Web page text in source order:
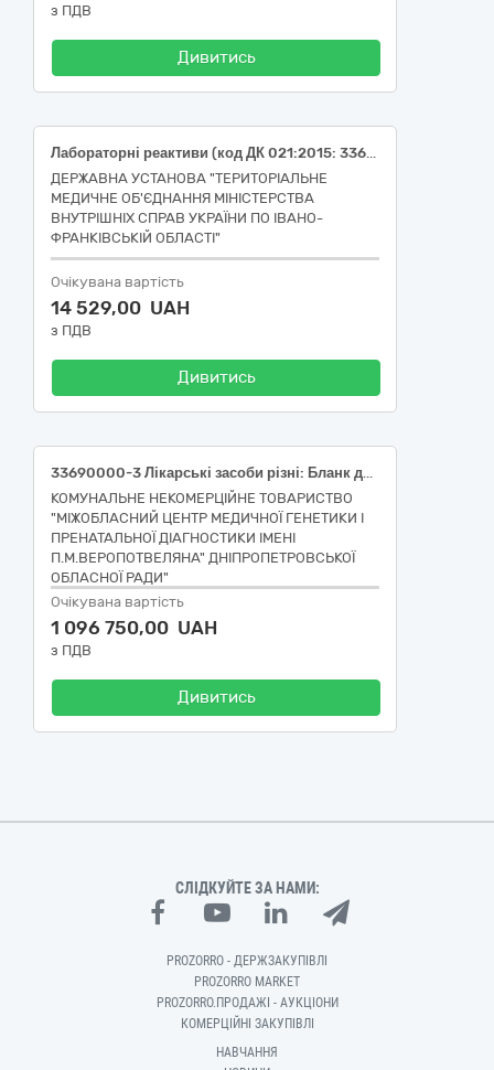
з ПДВ
Дивитись
Лабораторні реактиви (код ДК 021:2015: 33690000-3 Лікарські засоби різні, НК 024:2023: 59063 -Розріджувач для антитіл до еритроцитів IVD (діагностика in vitro ), реагент, НК 031:2024: W0103010105 ПІДРАХУНОК ДРІБНИХ КЛІТИН CBC-РЕАКТИВИ (РОЗЧИНИ ДЛЯ ОЧИСТКИ/РОЗВЕДЕННЯ/ЛІЗУВАННЯ/ПРОТОЧНІ РІДИНИ); НК 024:2023: 61165 -Реагент для лізису клітин крові IVD (діагностика in vitro), НК 031:2024: W0103010105 ПІДРАХУНОК ДРІБНИХ КЛІТИН CBC-РЕАКТИВИ (РОЗЧИНИ ДЛЯ ОЧИСТКИ/РОЗВЕДЕННЯ/ЛІЗУВАННЯ/ПРОТОЧНІ РІДИНИ), НК 024:2023: 63377- Засіб очищення приладу/аналізатора ІВД, НК 031:2024: W0103010105 ПІДРАХУНОК ДРІБНИХ КЛІТИН CBC-РЕАКТИВИ (РОЗЧИНИ ДЛЯ ОЧИСТКИ/РОЗВЕДЕННЯ/ЛІЗУВАННЯ/ПРОТОЧНІ РІДИНИ)
ДЕРЖАВНА УСТАНОВА "ТЕРИТОРІАЛЬНЕ
МЕДИЧНЕ ОБ'ЄДНАННЯ МІНІСТЕРСТВА
ВНУТРІШНІХ СПРАВ УКРАЇНИ ПО ІВАНО-
ФРАНКІВСЬКІЙ ОБЛАСТІ"
Очікувана вартість
14 529,00 UAH
з ПДВ
Дивитись
33690000-3 Лікарські засоби різні: Бланк для забору та транспортування зразків крові на основі фільтрувального паперу: 45522 - Папір для збирання / транспортування біологічних рідин
КОМУНАЛЬНЕ НЕКОМЕРЦІЙНЕ ТОВАРИСТВО
"МІЖОБЛАСНИЙ ЦЕНТР МЕДИЧНОЇ ГЕНЕТИКИ І
ПРЕНАТАЛЬНОЇ ДІАГНОСТИКИ ІМЕНІ
П.М.ВЕРОПОТВЕЛЯНА" ДНІПРОПЕТРОВСЬКОЇ
ОБЛАСНОЇ РАДИ"
Очікувана вартість
1 096 750,00 UAH
з ПДВ
Дивитись
СЛІДКУЙТЕ ЗА НАМИ:
PROZORRO - ДЕРЖЗАКУПІВЛІ
PROZORRO MARKET
PROZORRO.ПРОДАЖІ - АУКЦІОНИ
КОМЕРЦІЙНІ ЗАКУПІВЛІ
НАВЧАННЯ